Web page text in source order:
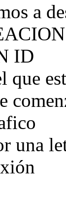
a
ID
que
una